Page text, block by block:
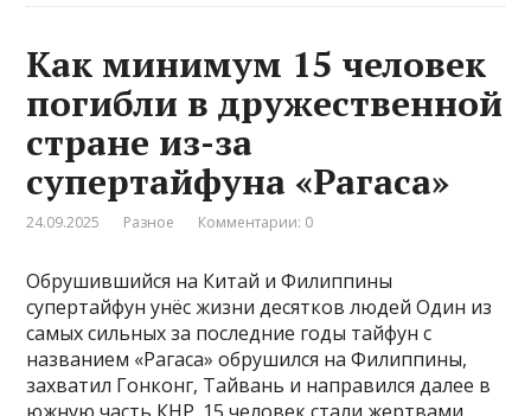
Как минимум 15 человек
погибли в дружественной
стране из-за
супертайфуна «Рагаса»
24.09.2025 Разное Комментарии: 0
Обрушившийся на Китай и Филиппины
супертайфун унёс жизни десятков людей Один из
самых сильных за последние годы тайфун с
названием «Рагаса» обрушился на Филиппины,
захватил Гонконг, Тайвань и направился далее в